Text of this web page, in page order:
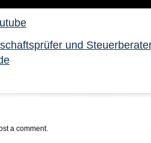
und
a comment.